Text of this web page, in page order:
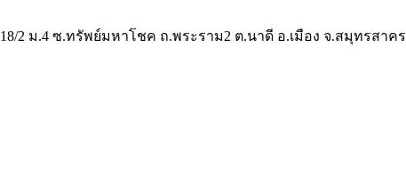
18/2 ม.4 ซ.ทรัพย์มหาโชค ถ.พระราม2 ต.นาดี อ.เมือง จ.สมุทรสาคร